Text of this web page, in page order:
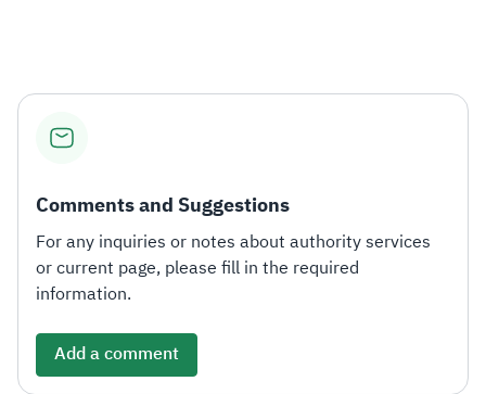
Comments and Suggestions
For any inquiries or notes about authority services
or current page, please fill in the required
information.
Add a comment